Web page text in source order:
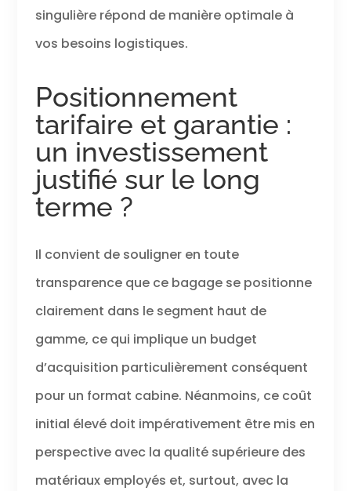
singulière répond de manière optimale à
vos besoins logistiques.
Positionnement
tarifaire et garantie :
un investissement
justifié sur le long
terme ?
Il convient de souligner en toute
transparence que ce bagage se positionne
clairement dans le segment haut de
gamme, ce qui implique un budget
d’acquisition particulièrement conséquent
pour un format cabine. Néanmoins, ce coût
initial élevé doit impérativement être mis en
perspective avec la qualité supérieure des
matériaux employés et, surtout, avec la